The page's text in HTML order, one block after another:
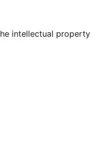
intellectual property